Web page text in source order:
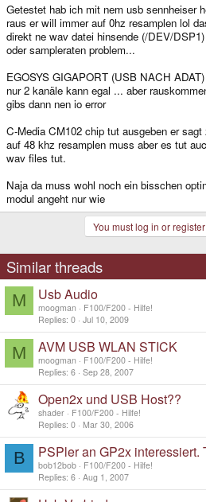
Getestet hab ich mit nem usb sennheiser
raus er will immer auf 0hz resamplen lol
direkt ne wav datei hinsende (/DEV/
oder sampleraten problem...
EGOSYS GIGAPORT (USB NACH
nur 2 kanäle kann egal ... aber
gibs dann nen io error
C-Media CM102 chip tut ausgeben er
auf 48 khz resamplen muss aber es tut
wav files tut.
Naja da muss wohl noch ein bisschen
modul angeht nur wie
You must log in or
Similar threads
M Usb Audio
moogman
F100/F200 - Hilfe!
Replies 0 Jul 10, 2009
M AVM USB WLAN STICK
moogman
F100/F200 - Hilfe!
Replies 6 Sep 28, 2007
Open2x und USB Host??
shader
F100/F200 - Hilfe!
Replies 0 Mar 30, 2006
B PSPler an GP2x interessiert.
bob12bob
F100/F200 - Hilfe!
Replies 6 Aug 1, 2007